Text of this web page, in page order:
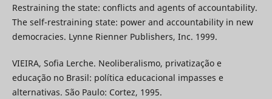
Restraining the state: conflicts and agents of accountability.
The self-restraining state: power and accountability in new
democracies. Lynne Rienner Publishers, Inc. 1999.
VIEIRA, Sofia Lerche. Neoliberalismo, privatização e
educação no Brasil: política educacional impasses e
alternativas. São Paulo: Cortez, 1995.